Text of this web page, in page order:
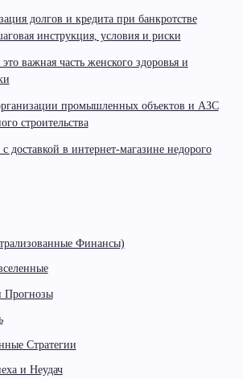
долгов и кредита при банкротстве
инструкция, условия и риски
важная часть женского здоровья и
промышленных объектов и АЗС
строительства
доставкой в интернет-магазине недорого
Финансы)
Прогнозы
Стратегии
и Неудач